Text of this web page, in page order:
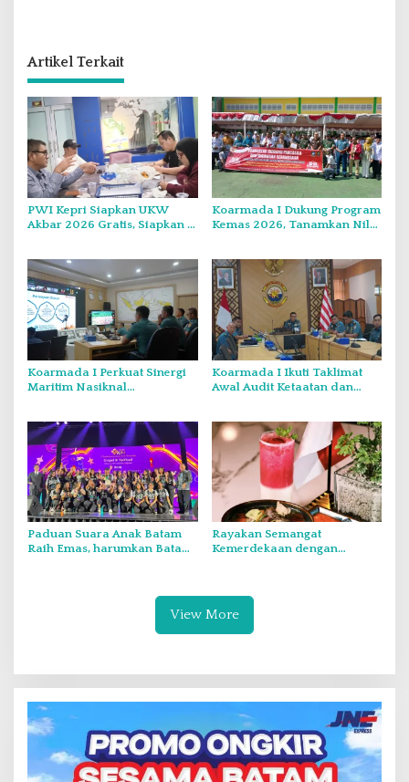
Artikel Terkait
PWI Kepri Siapkan UKW
Akbar 2026 Gratis, Siapkan 6
Koarmada I Dukung Program
Kemas 2026, Tanamkan Nilai
Koarmada I Perkuat Sinergi
Maritim Nasiknal
Laut Natuna Utara
Koarmada I Ikuti Taklimat
Awal Audit Ketaatan dan
Paduan Suara Anak Batam
Raih Emas, harumkan Batam
Rayakan Semangat
Kemerdekaan dengan
View More